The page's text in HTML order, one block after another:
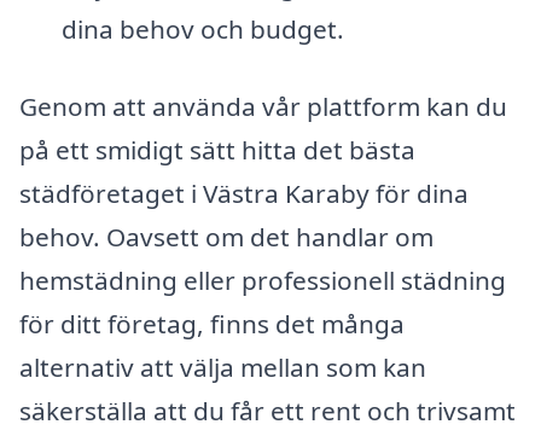
dina behov och budget.
Genom att använda vår plattform kan du
på ett smidigt sätt hitta det bästa
städföretaget i Västra Karaby för dina
behov. Oavsett om det handlar om
hemstädning eller professionell städning
för ditt företag, finns det många
alternativ att välja mellan som kan
säkerställa att du får ett rent och trivsamt